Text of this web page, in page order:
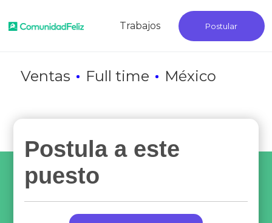
Trabajos Postular
Ventas Full time México
Postula a este
puesto